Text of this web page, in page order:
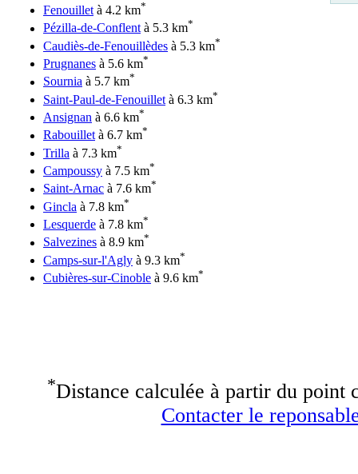
Fenouillet à 4.2 km*
Pézilla-de-Conflentà 5.3 km*
Caudiès-de-Fenouillèdes à 5.3 km*
Prugnanes à 5.6 km*
Sournia à 5.7 km*
Saint-Paul-de-Fenouillet à 6.3 km*
Ansignan à 6.6 km*
Rabouilletà 6.7 km*
Trilla à 7.3 km*
Campoussy à 7.5 km*
Saint-Arnac à 7.6 km*
Gincla à 7.8 km*
Lesquerde à 7.8 km*
Salvezines à 8.9 km*
Camps-sur-l'Agly à 9.3 km*
Cubières-sur-Cinoble à 9.6 km*
*Distance calculée à partir du point
Contacter le